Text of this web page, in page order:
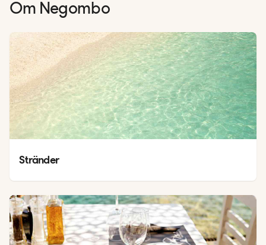
Om Negombo
Stränder